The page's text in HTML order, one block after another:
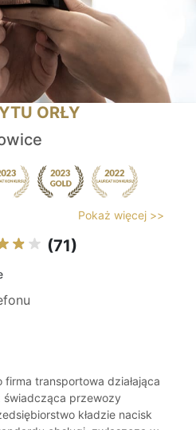
ORŁY
Pokaż więcej >>
(71)
firma transportowa działająca
świadcząca przewozy
kładzie nacisk